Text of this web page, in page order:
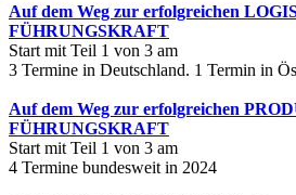
Auf dem Weg zur erfolgreichen
FÜHRUNGSKRAFT
Start mit Teil 1 von 3 am
3 Termine in Deutschland. 1 Termin in
Auf dem Weg zur erfolgreichen
FÜHRUNGSKRAFT
Start mit Teil 1 von 3 am
4 Termine bundesweit in 2024